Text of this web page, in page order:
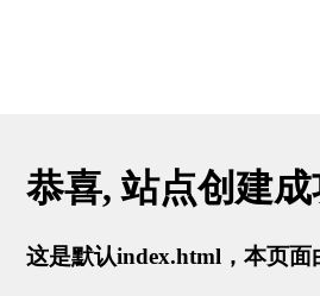
恭喜, 站点创建
这是默认index.html，本页面